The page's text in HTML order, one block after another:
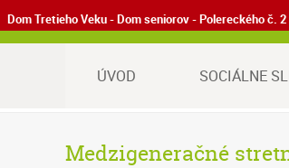
Dom Tretieho Veku - Dom seniorov - Polereckého
ÚVOD SOCIÁLNE
Medzigeneračné